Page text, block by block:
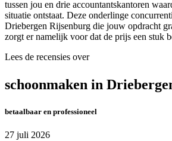
tussen jou en drie accountantskantoren
situatie ontstaat. Deze onderlinge
Driebergen Rijsenburg die jouw opdracht
zorgt er namelijk voor dat de prijs een stuk
Lees de recensies over
schoonmaken in
betaalbaar en professioneel
27 juli 2026